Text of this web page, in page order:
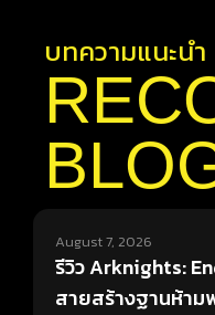
บทความแนะนำ
August 7, 2026
รีวิว Arknights:
สายสร้างฐานห้าม